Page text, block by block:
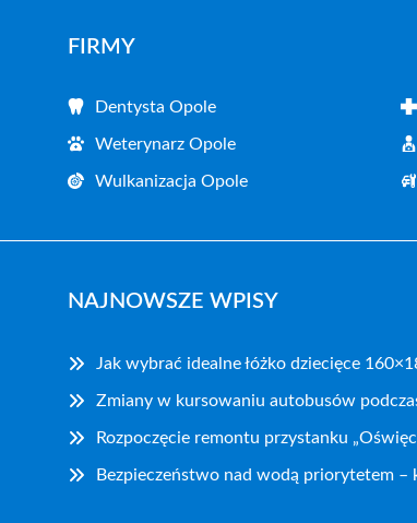
FIRMY
Dentysta Opole
Weterynarz Opole
Wulkanizacja Opole
NAJNOWSZE WPISY
Jak wybrać idealne łóżko dziecięce
Zmiany w kursowaniu autobusów
Rozpoczęcie remontu przystanku
Bezpieczeństwo nad wodą priorytetem